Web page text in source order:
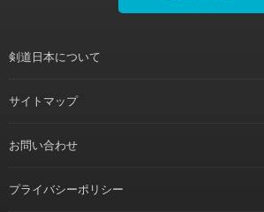
剣道日本について
サイトマップ
お問い合わせ
プライバシーポリシー